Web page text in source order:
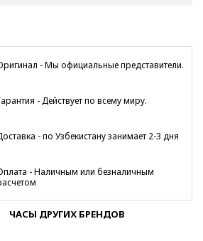
- Мы официальные представители.
- Действует по всему миру.
- по Узбекистану занимает 2-3 дня
- Наличным или безналичным
ЧАСЫ ДРУГИХ БРЕНДОВ